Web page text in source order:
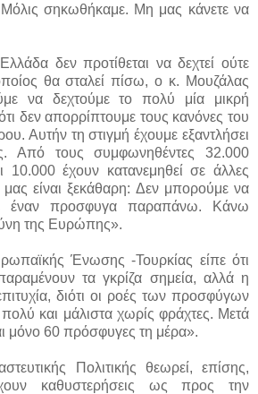
σηκωθήκαμε. Μη μας κάνετε να
δεν προτίθεται να δεχτεί ούτε
θα σταλεί πίσω, ο κ. Μουζάλας
να δεχτούμε το πολύ μία μικρή
δεν απορρίπτουμε τους κανόνες του
Αυτήν τη στιγμή έχουμε εξαντλήσει
Από τους συμφωνηθέντες 32.000
10.000 έχουν κατανεμηθεί σε άλλες
είναι ξεκάθαρη: Δεν μπορούμε να
έναν προσφυγα παραπάνω. Κάνω
της Ευρώπης».
Ένωσης -Τουρκίας είπε ότι
τα γκρίζα σημεία, αλλά η
διότι οι ροές των προσφύγων
και μάλιστα χωρίς φράχτες. Μετά
μόνο 60 πρόσφυγες τη μέρα».
Πολιτικής θεωρεί, επίσης,
καθυστερήσεις ως προς την